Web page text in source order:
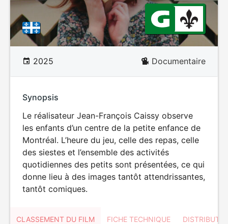
2025 Documentaire
Synopsis
Le réalisateur Jean-François Caissy observe
les enfants d’un centre de la petite enfance de
Montréal. L’heure du jeu, celle des repas, celle
des siestes et l’ensemble des activités
quotidiennes des petits sont présentées, ce qui
donne lieu à des images tantôt attendrissantes,
tantôt comiques.
CLASSEMENT DU FILM FICHE TECHNIQUE